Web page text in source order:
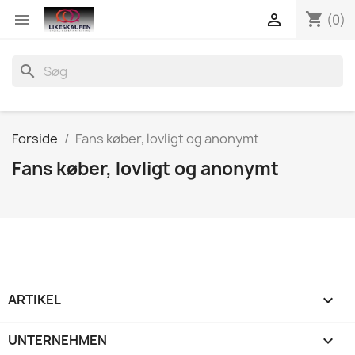
 shopping_cart (0)

search
Forside Fans køber, lovligt og anonymt
Fans køber, lovligt og anonymt
ARTIKEL 
UNTERNEHMEN 